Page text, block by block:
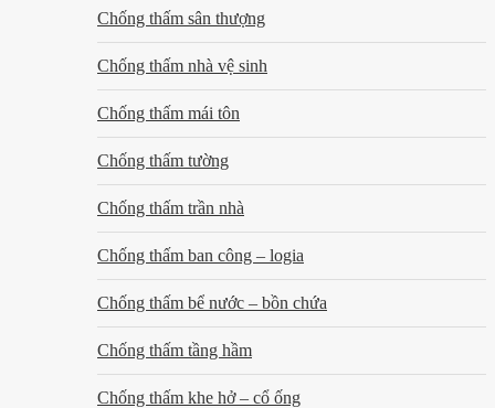
Chống thấm sân thượng
Chống thấm nhà vệ sinh
Chống thấm mái tôn
Chống thấm tường
Chống thấm trần nhà
Chống thấm ban công – logia
Chống thấm bể nước – bồn chứa
Chống thấm tầng hầm
Chống thấm khe hở – cổ ống